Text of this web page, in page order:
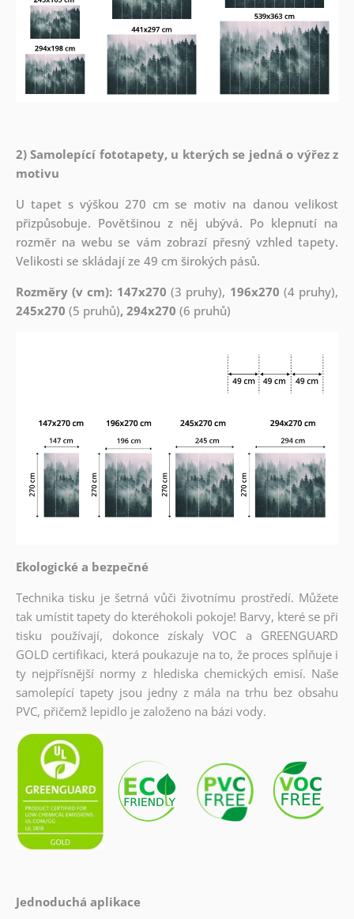
2) Samolepící fototapety, u kterých se jedná o výřez z
motivu
U tapet s výškou 270 cm se motiv na danou velikost
přizpůsobuje. Povětšinou z něj ubývá. Po klepnutí na
rozměr na webu se vám zobrazí přesný vzhled tapety.
Velikosti se skládají ze 49 cm širokých pásů.
Rozměry (v cm): 147x270 (3 pruhy), 196x270 (4 pruhy),
245x270 (5 pruhů), 294x270 (6 pruhů)
Ekologické a bezpečné
Technika tisku je šetrná vůči životnímu prostředí. Můžete
tak umístit tapety do kteréhokoli pokoje! Barvy, které se při
tisku používají, dokonce získaly VOC a GREENGUARD
GOLD certifikaci, která poukazuje na to, že proces splňuje i
ty nejpřísnější normy z hlediska chemických emisí. Naše
samolepící tapety jsou jedny z mála na trhu bez obsahu
PVC, přičemž lepidlo je založeno na bázi vody.
Jednoduchá aplikace